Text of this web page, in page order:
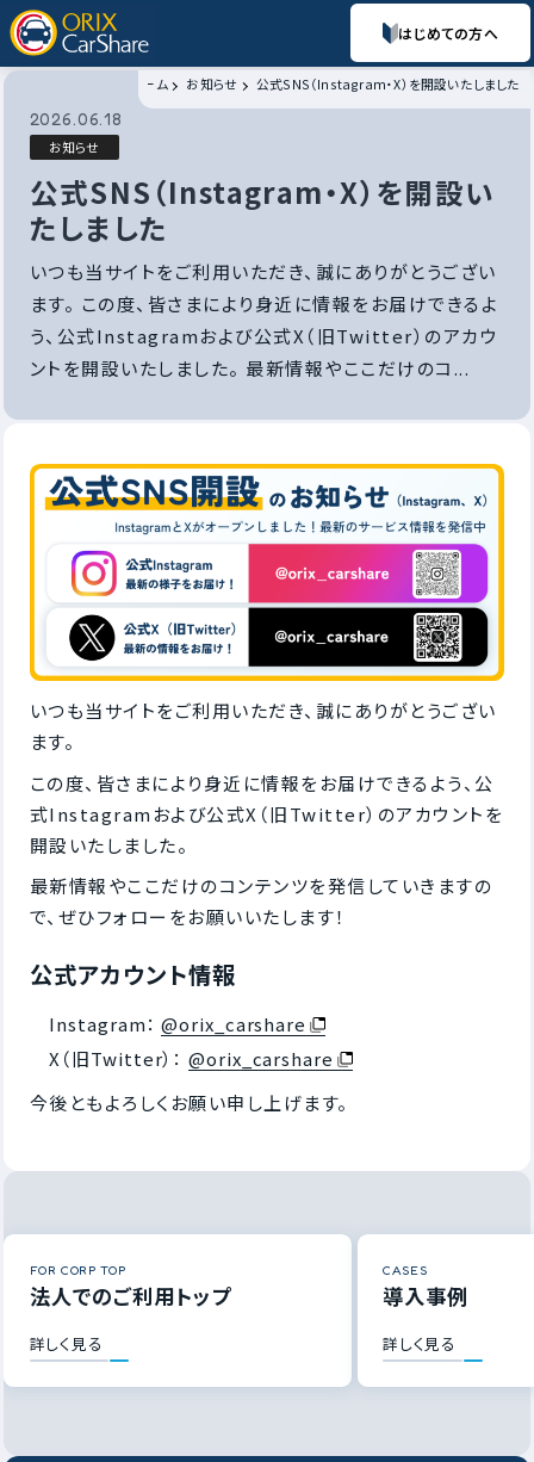
はじめての方へ
ホーム お知らせ 公式SNS（Instagram・X）を開設いたしました
2026.06.18
お知らせ
公式SNS（Instagram・X）を開設い
たしました
いつも当サイトをご利用いただき、誠にありがとうござい
ます。 この度、皆さまにより身近に情報をお届けできるよ
う、公式Instagramおよび公式X（旧Twitter）のアカウ
ントを開設いたしました。 最新情報やここだけのコ...
いつも当サイトをご利用いただき、誠にありがとうござい
ます。
この度、皆さまにより身近に情報をお届けできるよう、公
式Instagramおよび公式X（旧Twitter）のアカウントを
開設いたしました。
最新情報やここだけのコンテンツを発信していきますの
で、ぜひフォローをお願いいたします！
公式アカウント情報
Instagram：@orix_carshare
X（旧Twitter）：@orix_carshare
今後ともよろしくお願い申し上げます。
FOR CORP TOP
法人でのご利用トップ
詳しく見る
CASES
導入事例
詳しく見る